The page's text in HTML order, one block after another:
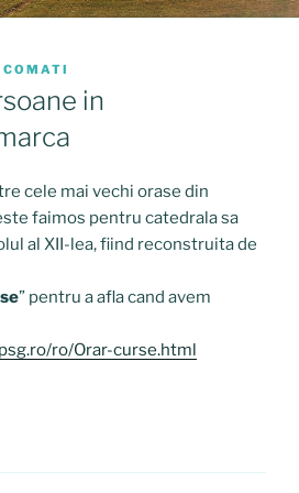
COMATI
in
cele mai vechi orase din
faimos pentru catedrala sa
al XII-lea, fiind reconstruita de
” pentru a afla cand avem
ro/Orar-curse.html